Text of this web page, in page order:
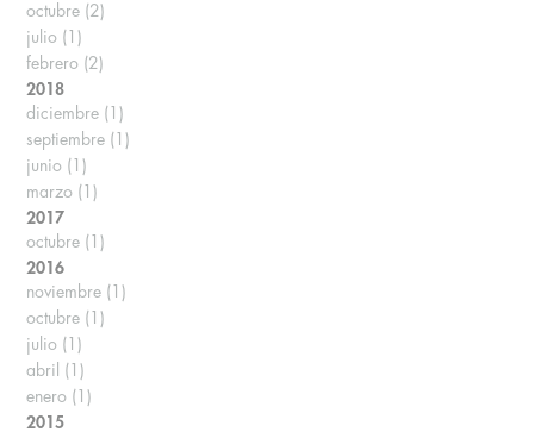
octubre (2)
julio (1)
febrero (2)
2018
diciembre (1)
septiembre (1)
junio (1)
marzo (1)
2017
octubre (1)
2016
noviembre (1)
octubre (1)
julio (1)
abril (1)
enero (1)
2015